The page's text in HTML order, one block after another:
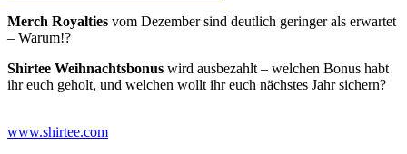
Merch Royalties vom Dezember sind deutlich geringer als erwartet
– Warum!?
Shirtee Weihnachtsbonus wird ausbezahlt – welchen Bonus habt
ihr euch geholt, und welchen wollt ihr euch nächstes Jahr sichern?
www.shirtee.com